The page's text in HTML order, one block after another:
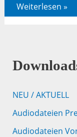
04,24-
Weiterlesen »
NEU / AKTUELL
Audiodateien
Audiodateien